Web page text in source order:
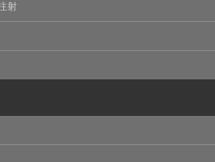
WEBサイトでは、アクセスログ
をサーバ上に記録しています。
トの保守管理や利用状況に関す
されます。それ以外の目的で使
ん。
じて、改定される場合がありま
射